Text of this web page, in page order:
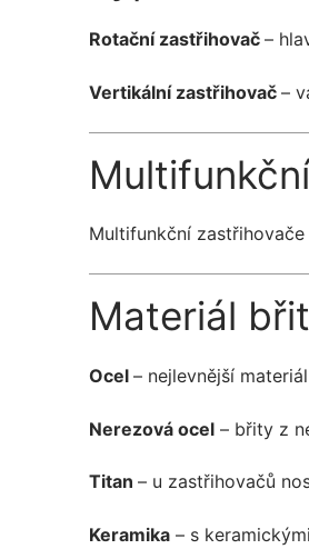
Rotační zastřihovač –
Vertikální zastřihovač –
Multifunkční
Materiál
Ocel – nejlevnější
Nerezová ocel – břity z
Titan – u zastřihovačů
Keramika – s